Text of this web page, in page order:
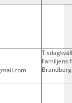
Familjens